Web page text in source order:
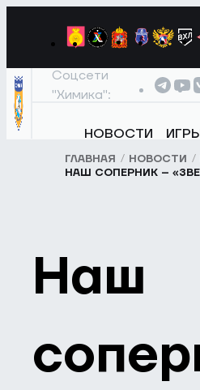
Соцсети
"Химика":
НОВОСТИ
ГЛАВНАЯ НОВОСТИ
НАШ СОПЕРНИК –
Наш